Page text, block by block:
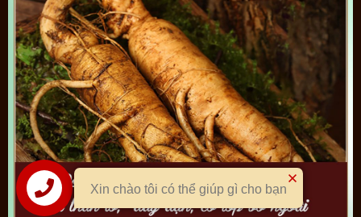
Liên hệ
Xin chào tôi có thể giúp gì cho bạn